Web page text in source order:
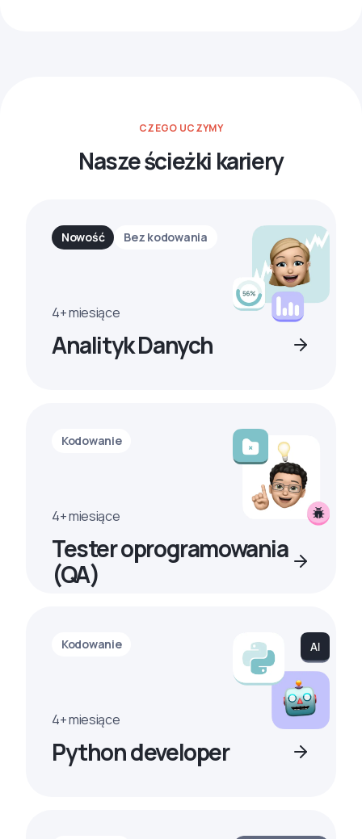
CZEGO UCZYMY
Nasze ścieżki kariery
Nowość Bez kodowania
4+ miesiące
Analityk Danych
Kodowanie
4+ miesiące
Tester oprogramowania
(QA)
Kodowanie
4+ miesiące
Python developer